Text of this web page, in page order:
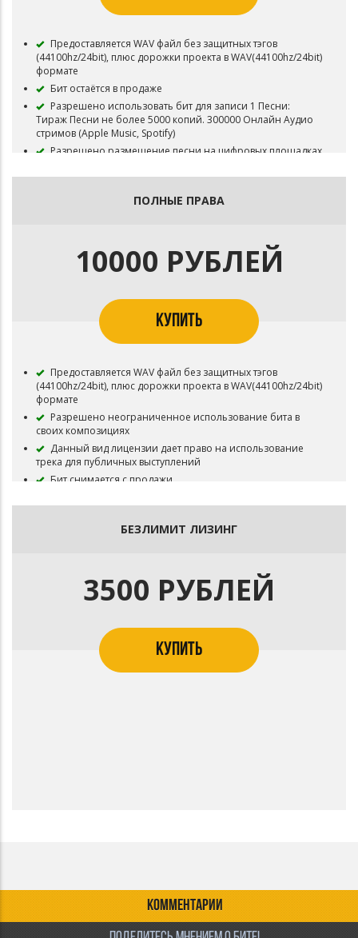
Предоставляется WAV файл без защитных тэгов
(44100hz/24bit), плюс дорожки проекта в WAV(44100hz/24bit)
формате
Бит остаётся в продаже
Разрешено использовать бит для записи 1 Песни:
Тираж Песни не более 5000 копий. 300000 Онлайн Аудио
стримов (Apple Music, Spotify)
Разрешено размещение песни на цифровых площадках
авторство ICON MUSICПОЛНЫЕ ПРАВА
10000 РУБЛЕЙ
КУПИТЬ
Предоставляется WAV файл без защитных тэгов
(44100hz/24bit), плюс дорожки проекта в WAV(44100hz/24bit)
формате
Разрешено неограниченное использование бита в
своих композициях
Данный вид лицензии дает право на использование
трека для публичных выступлений
Бит снимается с продажи
БЕЗЛИМИТ ЛИЗИНГ
3500 РУБЛЕЙ
КУПИТЬ
КОММЕНТАРИИ